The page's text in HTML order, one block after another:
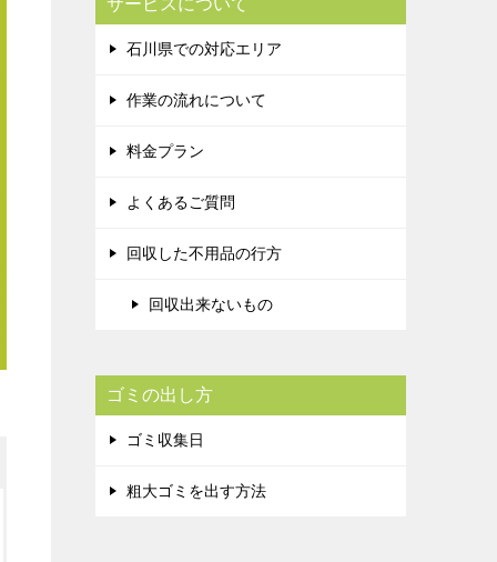
サービスについて
石川県での対応エリア
作業の流れについて
料金プラン
よくあるご質問
回収した不用品の行方
回収出来ないもの
ゴミの出し方
ゴミ収集日
粗大ゴミを出す方法